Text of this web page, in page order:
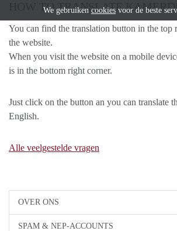
OVER ONS
SPAM & NEP-ACCOUNTS
HOW TO TRANSLATE
You can find the translation button in the top
the website.
When you visit the website on a mobile
is in the bottom right corner.
Just click on the button an you can translate
English.
Alle veelgestelde vragen
We gebruiken cookies voor de beste